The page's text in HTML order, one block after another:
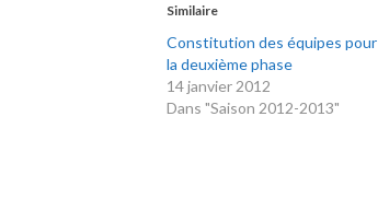
Similaire
Constitution des équipes pour
la deuxième phase
14 janvier 2012
Dans "Saison 2012-2013"